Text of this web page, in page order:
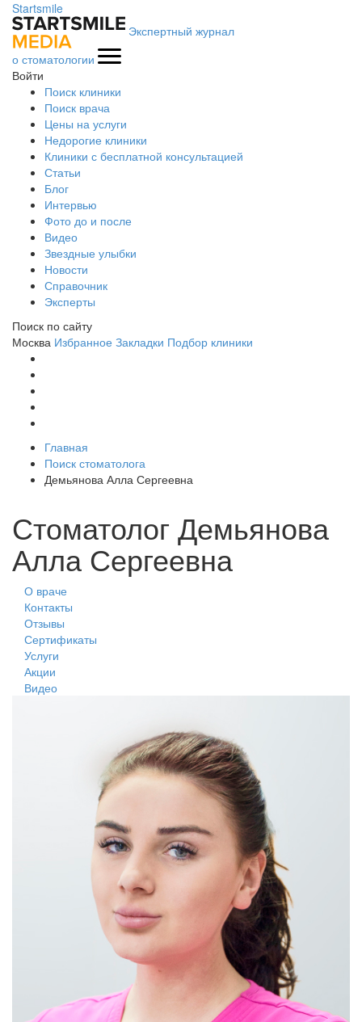
Startsmile
Экспертный журнал
о стоматологии
Войти
Поиск клиники
Поиск врача
Цены на услуги
Недорогие клиники
Клиники с бесплатной консультацией
Статьи
Блог
Интервью
Фото до и после
Видео
Звездные улыбки
Новости
Справочник
Эксперты
Поиск по сайту
Москва Избранное Закладки Подбор клиники
Главная
Поиск стоматолога
Демьянова Алла Сергеевна
Стоматолог Демьянова
Алла Сергеевна
О враче
Контакты
Отзывы
Сертификаты
Услуги
Акции
Видео